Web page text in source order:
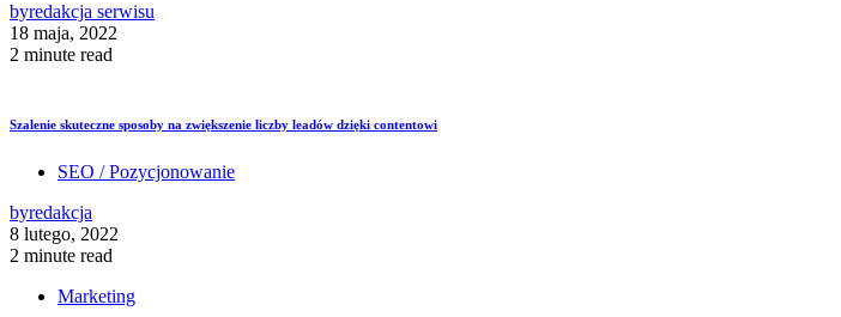
byredakcja serwisu
18 maja, 2022
2 minute read
Szalenie skuteczne sposoby na zwiększenie liczby leadów dzięki contentowi
SEO / Pozycjonowanie
byredakcja
8 lutego, 2022
2 minute read
Marketing